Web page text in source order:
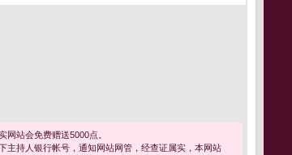
站会免费赠送5000点。
主持人银行帐号，通知网站网管，经查证属实，本网站